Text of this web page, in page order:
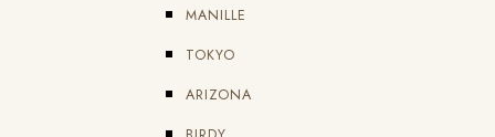
MANILLE
TOKYO
ARIZONA